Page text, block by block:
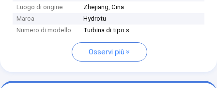
Luogo di origine
Zhejiang, Cina
Marca
Hydrotu
Numero di modello
Turbina di tipo s
Osservi più